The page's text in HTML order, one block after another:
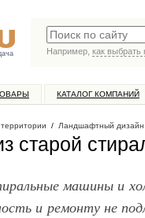
Например, как выбрать
КАТАЛОГ КОМПАНИЙ
/ Ландшафтный
старой
машины и
и ремонту не